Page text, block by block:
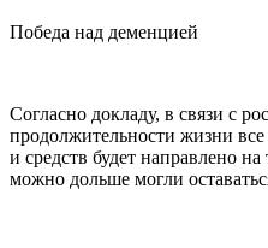
Победа над деменцией
Согласно докладу, в связи с
продолжительности жизни
и средств будет направлено
можно дольше могли